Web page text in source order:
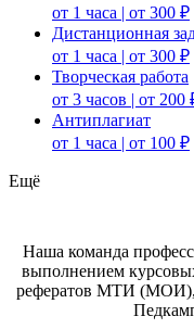
от 1 часа | от 300 ₽
Дистанционная
от 1 часа | от 300 ₽
Творческая работа
от 3 часов | от 200
Антиплагиат
от 1 часа | от 100 ₽
Ещё
Наша команда
выполнением
рефератов МТИ